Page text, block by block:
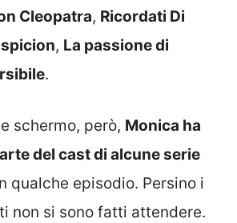
Cleopatra, Ricordati Di
, La passione di
.
schermo, però, Monica ha
del cast di alcune serie
qualche episodio. Persino i
non si sono fatti attendere.